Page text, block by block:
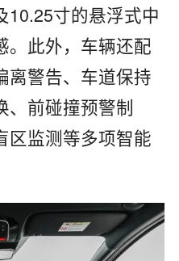
10.25寸的悬浮式中
。此外，车辆还配
离警告、车道保持
、前碰撞预警制
区监测等多项智能